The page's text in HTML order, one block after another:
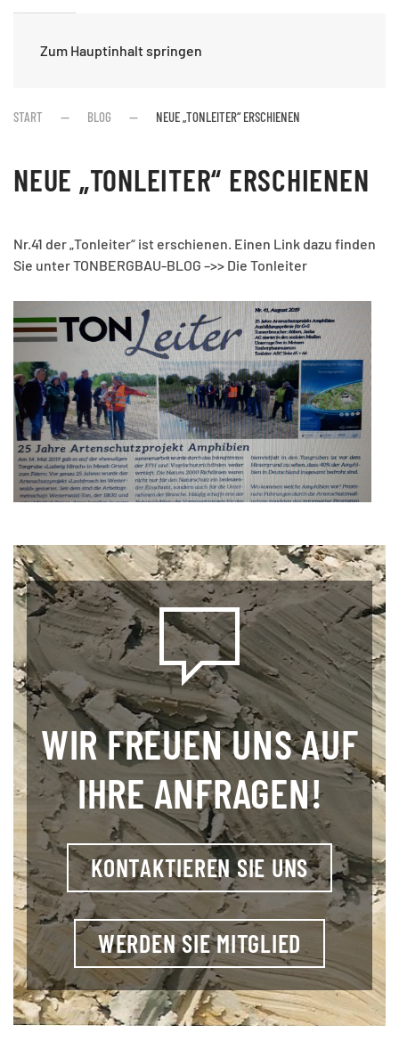
Zum Hauptinhalt springen
START BLOG NEUE „TONLEITER“ ERSCHIENEN
NEUE „TONLEITER“ ERSCHIENEN
Nr.41 der „Tonleiter“ ist erschienen. Einen Link dazu finden
Sie unter TONBERGBAU-BLOG –>> Die Tonleiter
WIR FREUEN UNS AUF
IHRE ANFRAGEN!
KONTAKTIEREN SIE UNS
WERDEN SIE MITGLIED